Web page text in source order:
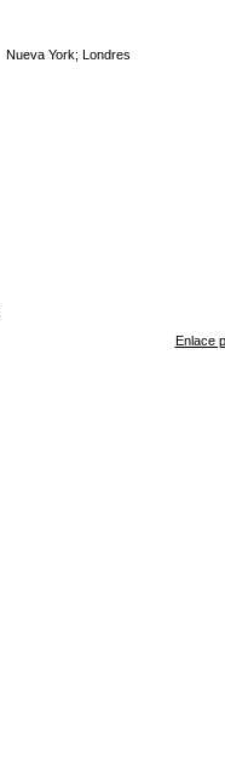
Nueva York; Londres
Enlace